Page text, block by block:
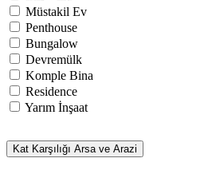
Müstakil Ev
Penthouse
Bungalow
Devremülk
Komple Bina
Residence
Yarım İnşaat
Kat Karşılığı Arsa ve Arazi